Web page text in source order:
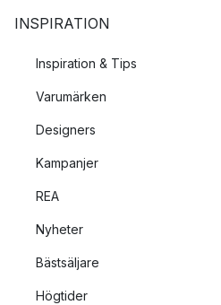
INSPIRATION
Inspiration & Tips
Varumärken
Designers
Kampanjer
REA
Nyheter
Bästsäljare
Högtider